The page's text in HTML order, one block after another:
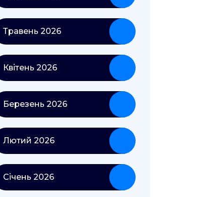
Травень 2026
Квітень 2026
Березень 2026
Лютий 2026
Січень 2026